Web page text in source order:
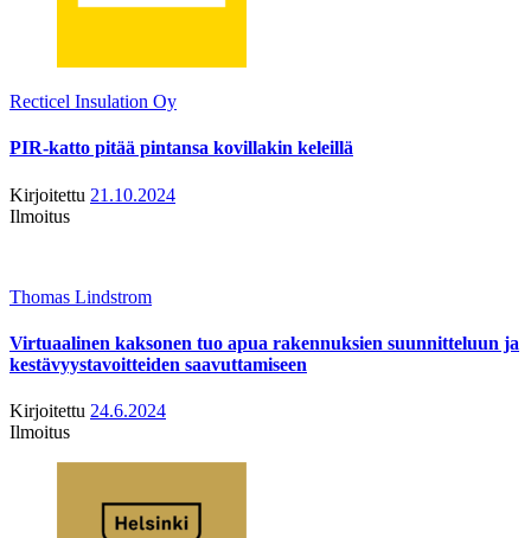
Recticel Insulation Oy
PIR-katto pitää pintansa kovillakin keleillä
Kirjoitettu 21.10.2024
Ilmoitus
Thomas Lindstrom
Virtuaalinen kaksonen tuo apua rakennuksien suunnitteluun ja
kestävyystavoitteiden saavuttamiseen
Kirjoitettu 24.6.2024
Ilmoitus